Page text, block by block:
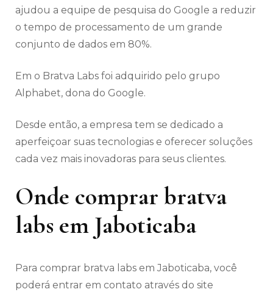
ajudou a equipe de pesquisa do Google a reduzir
o tempo de processamento de um grande
conjunto de dados em 80%.
Em o Bratva Labs foi adquirido pelo grupo
Alphabet, dona do Google.
Desde então, a empresa tem se dedicado a
aperfeiçoar suas tecnologias e oferecer soluções
cada vez mais inovadoras para seus clientes.
Onde comprar bratva
labs em Jaboticaba
Para comprar bratva labs em Jaboticaba, você
poderá entrar em contato através do site